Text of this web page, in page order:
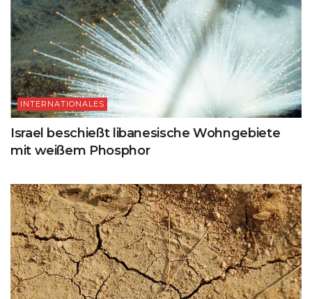
INTERNATIONALES
Israel beschießt libanesische Wohngebiete
mit weißem Phosphor